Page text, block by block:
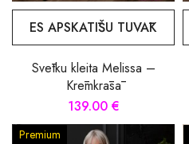
ES APSKATĪŠU TUVĀK
Svētku kleita Melissa –
Krēmkrāsā
139.00 €
Premium